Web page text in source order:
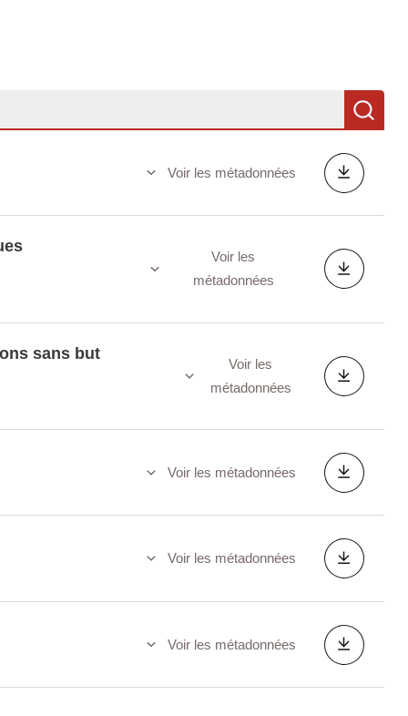
Voir les métadonnées
Voir les
métadonnées
sans but
Voir les
métadonnées
Voir les métadonnées
Voir les métadonnées
Voir les métadonnées